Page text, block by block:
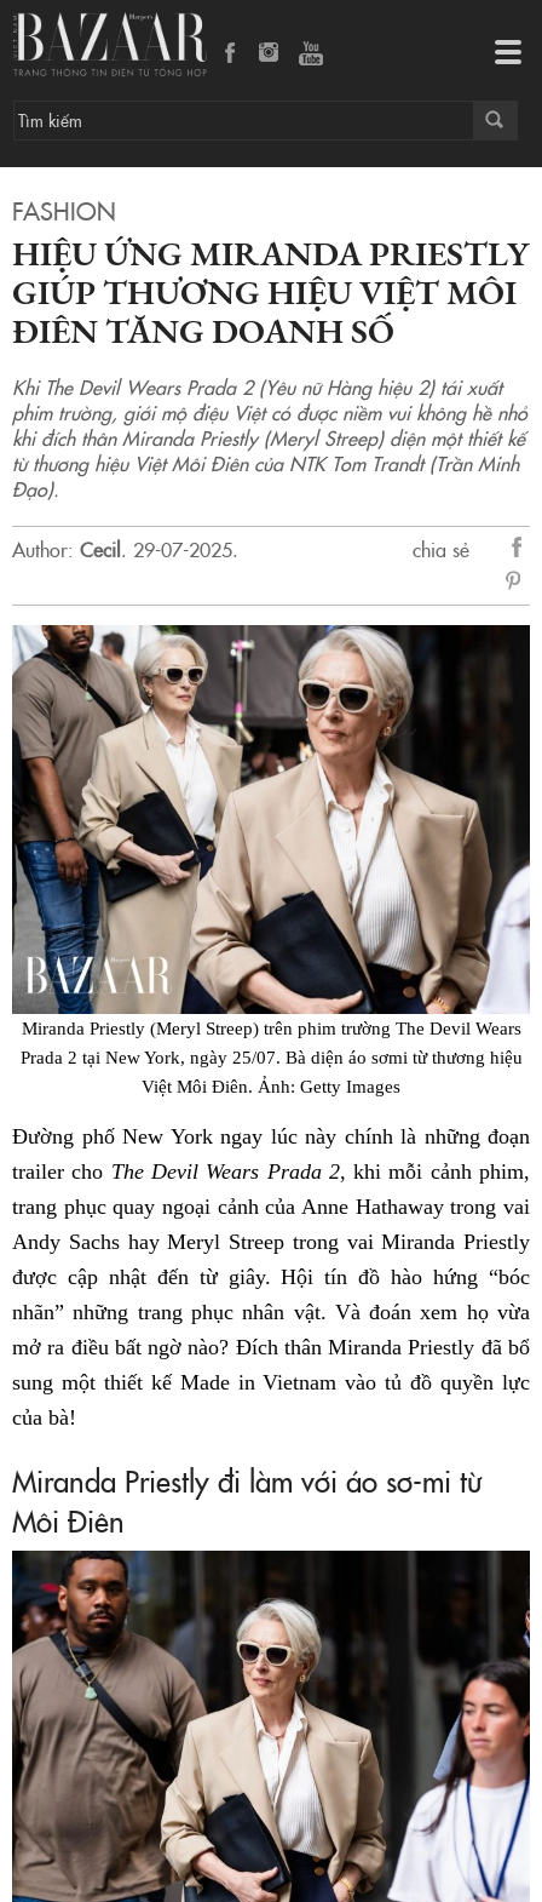
FASHION
HIỆU ỨNG MIRANDA PRIESTLY
GIÚP THƯƠNG HIỆU VIỆT MÔI
ĐIÊN TĂNG DOANH SỐ
Khi The Devil Wears Prada 2 (Yêu nữ Hàng hiệu 2) tái xuất
phim trường, giới mộ điệu Việt có được niềm vui không hề nhỏ
khi đích thân Miranda Priestly (Meryl Streep) diện một thiết kế
từ thương hiệu Việt Môi Điên của NTK Tom Trandt (Trần Minh
Đạo).
Author: Cecil. 29-07-2025.
chia sẻ
sẻ
Miranda Priestly (Meryl Streep) trên phim trường The Devil Wears
Prada 2 tại New York, ngày 25/07. Bà diện áo sơmi từ thương hiệu
Việt Môi Điên. Ảnh: Getty Images
Đường phố New York ngay lúc này chính là những đoạn
trailer cho The Devil Wears Prada 2, khi mỗi cảnh phim,
trang phục quay ngoại cảnh của Anne Hathaway trong vai
Andy Sachs hay Meryl Streep trong vai Miranda Priestly
được cập nhật đến từ giây. Hội tín đồ hào hứng “bóc
nhãn” những trang phục nhân vật. Và đoán xem họ vừa
mở ra điều bất ngờ nào? Đích thân Miranda Priestly đã bổ
sung một thiết kế Made in Vietnam vào tủ đồ quyền lực
của bà!
Miranda Priestly đi làm với áo sơ-mi từ
Môi Điên